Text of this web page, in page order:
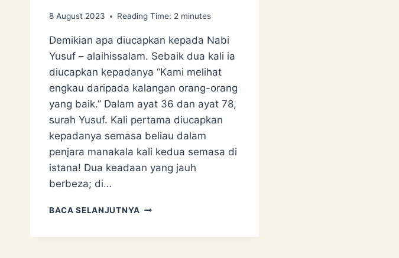
8 August 2023 Reading Time: 2 minutes
Demikian apa diucapkan kepada Nabi
Yusuf – alaihissalam. Sebaik dua kali ia
diucapkan kepadanya “Kami melihat
engkau daripada kalangan orang-orang
yang baik.” Dalam ayat 36 dan ayat 78,
surah Yusuf. Kali pertama diucapkan
kepadanya semasa beliau dalam
penjara manakala kali kedua semasa di
istana! Dua keadaan yang jauh
berbeza; di…
BACA SELANJUTNYA KAMI